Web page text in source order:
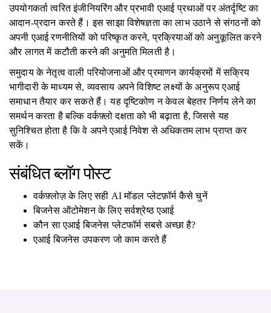
उपयोगकर्ता त्वरित इंजीनियरिंग और प्रभावी एआई प्रथाओं पर अंतर्दृष्टि का
आदान-प्रदान करते हैं। इस साझा विशेषज्ञता का लाभ उठाने से संगठनों को
अपनी एआई रणनीतियों को परिष्कृत करने, प्रक्रियाओं को अनुकूलित करने
और लागत में कटौती करने की अनुमति मिलती है।
समुदाय के नेतृत्व वाली परियोजनाओं और प्रमाणन कार्यक्रमों में सक्रिय
भागीदारी के माध्यम से, व्यवसाय अपने विशिष्ट लक्ष्यों के अनुरूप एआई
समाधान तैयार कर सकते हैं। यह दृष्टिकोण न केवल बेहतर निर्णय लेने का
समर्थन करता है बल्कि वर्कफ़्लो दक्षता को भी बढ़ाता है, जिससे यह
सुनिश्चित होता है कि वे अपने एआई निवेश से अधिकतम लाभ प्राप्त कर
सकें।
संबंधित ब्लॉग पोस्ट
वर्कफ़्लोज़ के लिए सही AI मॉडल प्लेटफ़ॉर्म कैसे चुनें
बिजनेस ऑटोमेशन के लिए सर्वश्रेष्ठ एआई
कौन सा एआई बिजनेस प्लेटफॉर्म सबसे अच्छा है?
एआई बिजनेस उपकरण जो काम करते हैं